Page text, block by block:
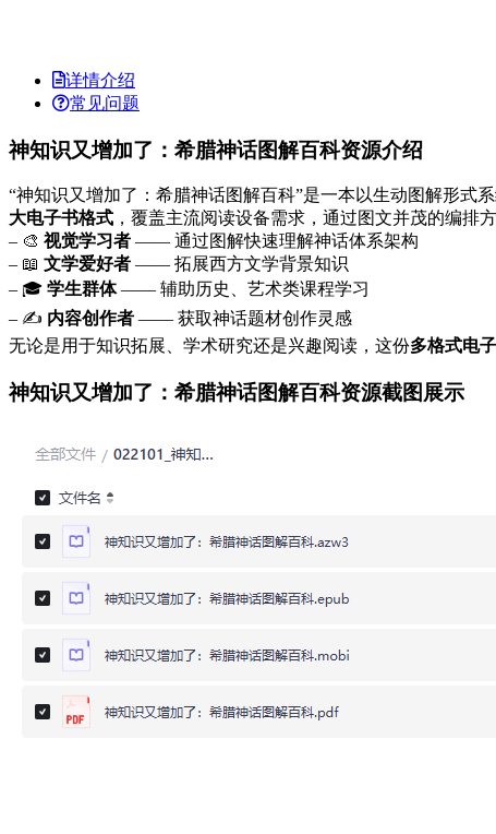
详情介绍
常见问题
神知识又增加了：希腊神话图解百科资源介绍
“神知识又增加了：希腊神话图解百科”是一本以生动图解形式
大电子书格式 ，覆盖主流阅读设备需求，通过图文并茂的编排
– 🎨 视觉学习者 —— 通过图解快速理解神话体系架构
– 📖 文学爱好者 —— 拓展西方文学背景知识
– 🎓 学生群体—— 辅助历史、艺术类课程学习
– ✍️ 内容创作者 —— 获取神话题材创作灵感
无论是用于知识拓展、学术研究还是兴趣阅读，这份多格式电
神知识又增加了：希腊神话图解百科资源截图展示